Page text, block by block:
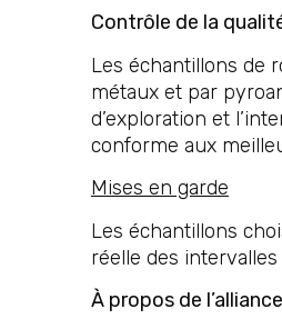
Contrôle de la
Les échantillons de
métaux et par
d’exploration et
conforme aux
Mises en garde
Les échantillons
réelle des
À propos de